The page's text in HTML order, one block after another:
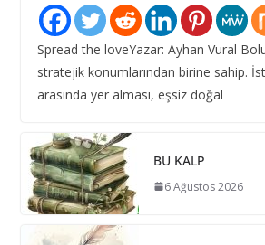
Spread the loveYazar: Ayhan Vural
stratejik konumlarından birine sahip.
arasında yer alması, eşsiz doğal
BU KALP
6 Ağustos 2026